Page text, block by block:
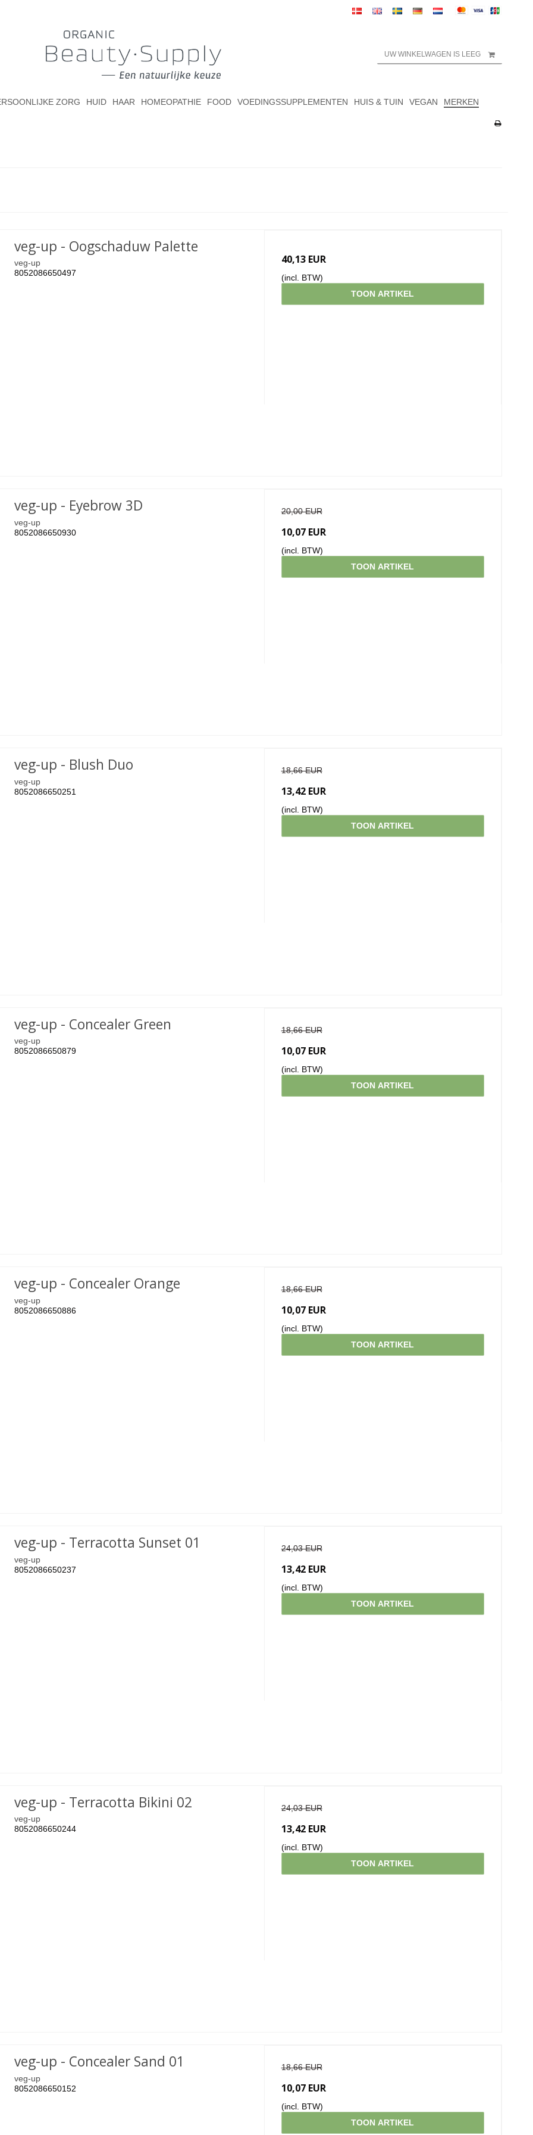
UW WINKELWAGEN IS LEEG
ZORG HUID HAAR HOMEOPATHIE FOOD VOEDINGSSUPPLEMENTEN HUIS & TUIN VEGAN MERKEN
veg-up - Oogschaduw Palette
veg-up
8052086650497
40,13 EUR
(incl. BTW)
TOON ARTIKEL
veg-up - Eyebrow 3D
veg-up
8052086650930
20,00 EUR
10,07 EUR
(incl. BTW)
TOON ARTIKEL
veg-up - Blush Duo
veg-up
8052086650251
18,66 EUR
13,42 EUR
(incl. BTW)
TOON ARTIKEL
veg-up - Concealer Green
veg-up
8052086650879
18,66 EUR
10,07 EUR
(incl. BTW)
TOON ARTIKEL
veg-up - Concealer Orange
veg-up
8052086650886
18,66 EUR
10,07 EUR
(incl. BTW)
TOON ARTIKEL
veg-up - Terracotta Sunset 01
veg-up
8052086650237
24,03 EUR
13,42 EUR
(incl. BTW)
TOON ARTIKEL
veg-up - Terracotta Bikini 02
veg-up
8052086650244
24,03 EUR
13,42 EUR
(incl. BTW)
TOON ARTIKEL
veg-up - Concealer Sand 01
veg-up
8052086650152
18,66 EUR
10,07 EUR
(incl. BTW)
TOON ARTIKEL